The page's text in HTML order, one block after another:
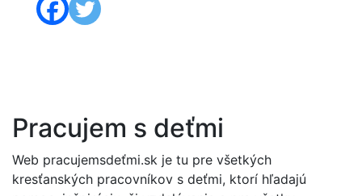
Pracujem s deťmi
Web pracujemsdeťmi.sk je tu pre všetkých
kresťanských pracovníkov s deťmi, ktorí hľadajú